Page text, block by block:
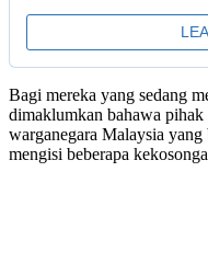
Bagi mereka yang sedang
dimaklumkan bahawa pihak
warganegara Malaysia
mengisi beberapa